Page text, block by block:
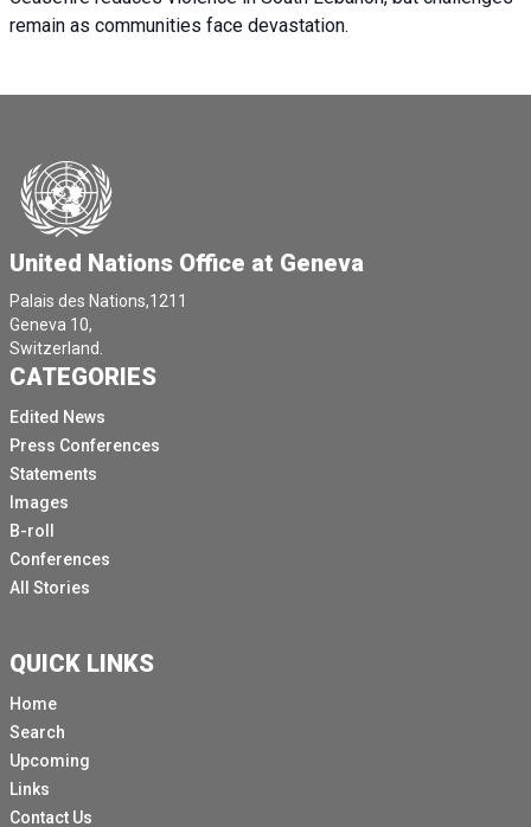
remain as communities face devastation.
United Nations Office at Geneva
Palais des Nations,1211
Geneva 10,
Switzerland.
CATEGORIES
Edited News
Press Conferences
Statements
Images
B-roll
Conferences
All Stories
QUICK LINKS
Home
Search
Upcoming
Links
Contact Us